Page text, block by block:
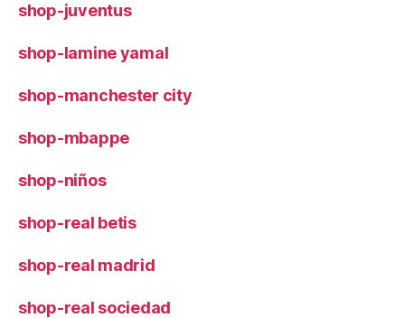
shop-juventus
shop-lamine yamal
shop-manchester city
shop-mbappe
shop-niños
shop-real betis
shop-real madrid
shop-real sociedad